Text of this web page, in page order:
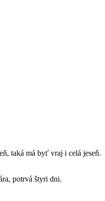
taká má byť vraj i celá jeseň.
potrvá štyri dni.